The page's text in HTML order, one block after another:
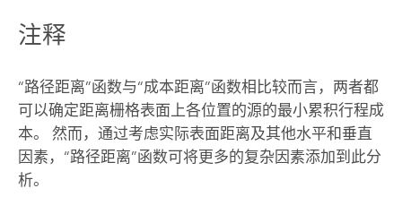
注释
“路径距离”函数与“成本距离”函数相比较而言，两者都
可以确定距离栅格表面上各位置的源的最小累积行程成
本。 然而，通过考虑实际表面距离及其他水平和垂直
因素，“路径距离”函数可将更多的复杂因素添加到此分
析。